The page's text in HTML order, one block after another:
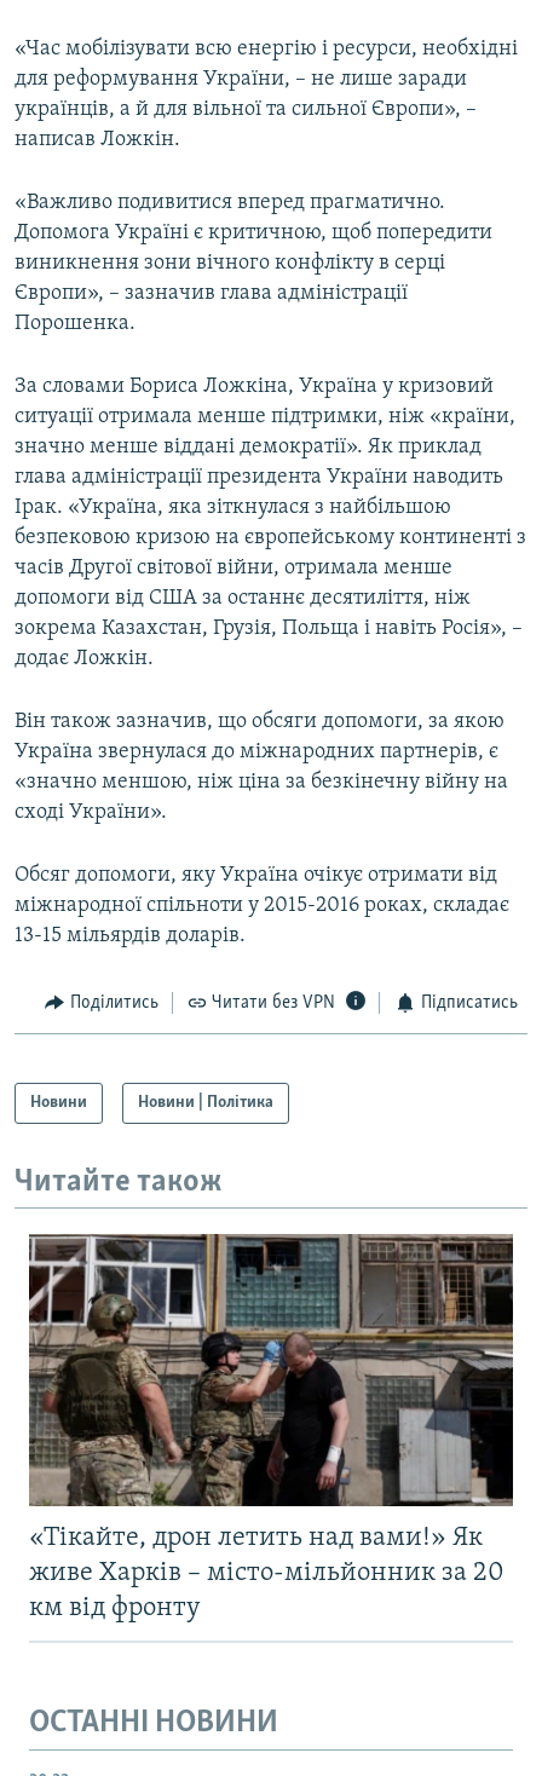
«Час мобілізувати всю енергію і ресурси, необхідні
для реформування України, – не лише заради
українців, а й для вільної та сильної Європи», –
написав Ложкін.
«Важливо подивитися вперед прагматично.
Допомога Україні є критичною, щоб попередити
виникнення зони вічного конфлікту в серці
Європи», – зазначив глава адміністрації
Порошенка.
За словами Бориса Ложкіна, Україна у кризовий
ситуації отримала менше підтримки, ніж «країни,
значно менше віддані демократії». Як приклад
глава адміністрації президента України наводить
Ірак. «Україна, яка зіткнулася з найбільшою
безпековою кризою на європейському континенті з
часів Другої світової війни, отримала менше
допомоги від США за останнє десятиліття, ніж
зокрема Казахстан, Грузія, Польща і навіть Росія», –
додає Ложкін.
Він також зазначив, що обсяги допомоги, за якою
Україна звернулася до міжнародних партнерів, є
«значно меншою, ніж ціна за безкінечну війну на
сході України».
Обсяг допомоги, яку Україна очікує отримати від
міжнародної спільноти у 2015-2016 роках, складає
13-15 мільярдів доларів.
Поділитись Читати без VPN Підписатись
Новини Новини | Політика
Читайте також
«Тікайте, дрон летить над вами!» Як
живе Харків – місто-мільйонник за 20
км від фронту
ОСТАННІ НОВИНИ